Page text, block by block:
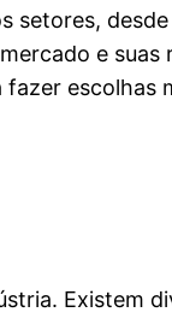
setores,
e suas
escolhas
Existem